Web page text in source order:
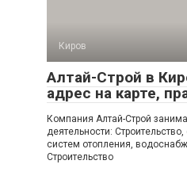
Киров
Алтай-Строй в
адрес на карте,
Компания Алтай-Строй
деятельности:
систем отопления,
Строительство